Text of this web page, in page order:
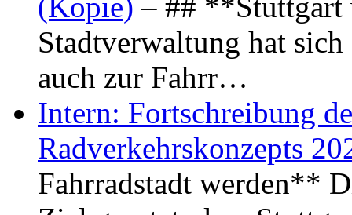
Stadtverwaltung hat
auch zur Fahrr…
Intern: Fortschreibung
Radverkehrskonzepts
Fahrradstadt werden**